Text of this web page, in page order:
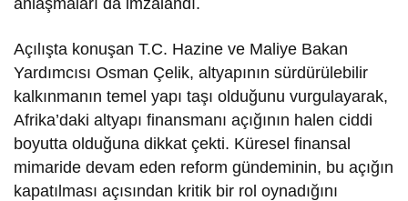
Açılışta konuşan T.C. Hazine ve Maliye Bakan
Yardımcısı Osman Çelik, altyapının sürdürülebilir
kalkınmanın temel yapı taşı olduğunu vurgulayarak,
Afrika’daki altyapı finansmanı açığının halen ciddi
boyutta olduğuna dikkat çekti. Küresel finansal
mimaride devam eden reform gündeminin, bu açığın
kapatılması açısından kritik bir rol oynadığını